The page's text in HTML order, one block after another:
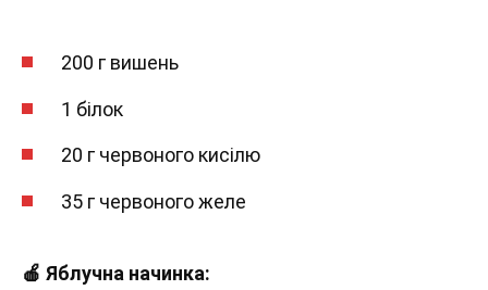
200 г вишень
1 білок
20 г червоного кисілю
35 г червоного желе
🍎 Яблучна начинка: